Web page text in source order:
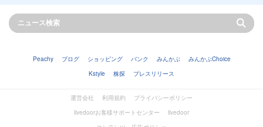
Peachy ブログ ショッピング バンク みんかぶ
みんかぶChoice
Kstyle
株探 プレスリリース
運営会社 利用規約
プライバシーポリシー
livedoorお客様サポートセンター
livedoor